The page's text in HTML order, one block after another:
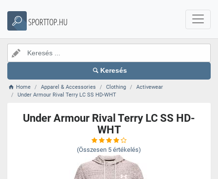
SPORTTOP.HU
Keresés
Home Apparel & Accessories Clothing
Activewear
Under Armour Rival Terry LC SS HD-WHT
Under Armour Rival Terry LC SS HD-
WHT
(Összesen 5 értékelés)